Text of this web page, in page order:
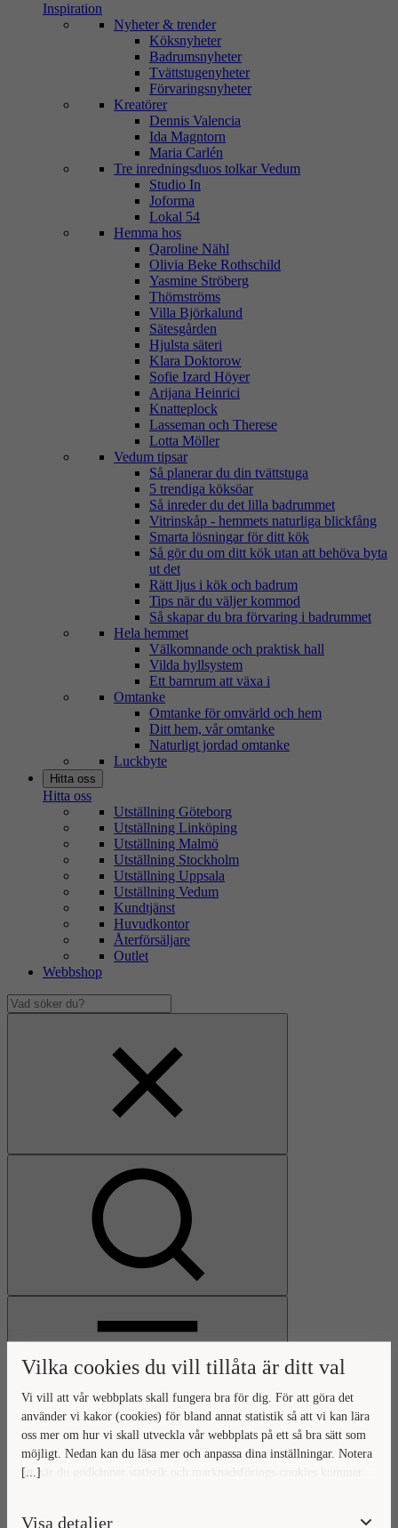
Vilka cookies du vill tillåta är ditt val
[...]
Vi vill att vår webbplats skall fungera bra för dig. För att göra det
använder vi kakor (cookies) för bland annat statistik så att vi kan lära
oss mer om hur vi skall utveckla vår webbplats på ett så bra sätt som
möjligt. Nedan kan du läsa mer och anpassa dina inställningar. Notera
att när du godkänner statistik och marknadsförings-cookies kommer
Visa detaljer
Inspiration
Nyheter & trender
Köksnyheter
Badrumsnyheter
Tvättstugenyheter
Förvaringsnyheter
Kreatörer
Dennis Valencia
Ida Magntorn
Maria Carlén
Tre inredningsduos tolkar Vedum
Studio In
Joforma
Lokal 54
Hemma hos
Qaroline Nähl
Olivia Beke Rothschild
Yasmine Ströberg
Thörnströms
Villa Björkalund
Sätesgården
Hjulsta säteri
Klara Doktorow
Sofie Izard Höyer
Arijana Heinrici
Knatteplock
Lasseman och Therese
Lotta Möller
Vedum tipsar
Så planerar du din tvättstuga
5 trendiga köksöar
Så inreder du det lilla badrummet
Vitrinskåp - hemmets naturliga blickfång
Smarta lösningar för ditt kök
Så gör du om ditt kök utan att behöva byta
ut det
Rätt ljus i kök och badrum
Tips när du väljer kommod
Så skapar du bra förvaring i badrummet
Hela hemmet
Välkomnande och praktisk hall
Vilda hyllsystem
Ett barnrum att växa i
Omtanke
Omtanke för omvärld och hem
Ditt hem, vår omtanke
Naturligt jordad omtanke
Luckbyte
Hitta oss
Hitta oss
Utställning Göteborg
Utställning Linköping
Utställning Malmö
Utställning Stockholm
Utställning Uppsala
Utställning Vedum
Kundtjänst
Huvudkontor
Återförsäljare
Outlet
Webbshop
Vad
söker
Öppna
huvudmeny
GåStäng
huvudmeny